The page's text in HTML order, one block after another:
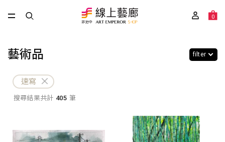
0
藝術品 filter
速寫
搜尋結果共計 405 筆